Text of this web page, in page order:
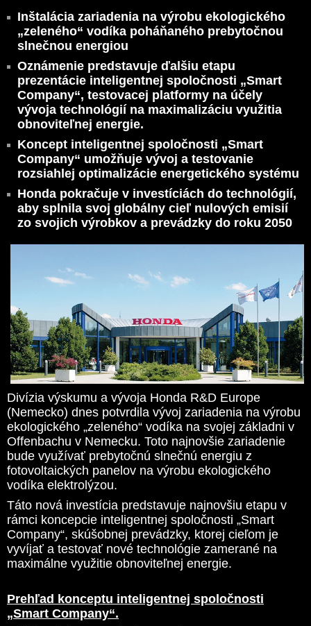
Inštalácia zariadenia na výrobu ekologického
„zeleného“ vodíka poháňaného prebytočnou
slnečnou energiou
Oznámenie predstavuje ďalšiu etapu
prezentácie inteligentnej spoločnosti „Smart
Company“, testovacej platformy na účely
vývoja technológií na maximalizáciu využitia
obnoviteľnej energie.
Koncept inteligentnej spoločnosti „Smart
Company“ umožňuje vývoj a testovanie
rozsiahlej optimalizácie energetického systému
Honda pokračuje v investíciách do technológií,
aby splnila svoj globálny cieľ nulových emisií
zo svojich výrobkov a prevádzky do roku 2050
Divízia výskumu a vývoja Honda R&D Europe
(Nemecko) dnes potvrdila vývoj zariadenia na výrobu
ekologického „zeleného“ vodíka na svojej základni v
Offenbachu v Nemecku. Toto najnovšie zariadenie
bude využívať prebytočnú slnečnú energiu z
fotovoltaických panelov na výrobu ekologického
vodíka elektrolýzou.
Táto nová investícia predstavuje najnovšiu etapu v
rámci koncepcie inteligentnej spoločnosti „Smart
Company“, skúšobnej prevádzky, ktorej cieľom je
vyvíjať a testovať nové technológie zamerané na
maximálne využitie obnoviteľnej energie.
Prehľad konceptu inteligentnej spoločnosti
„Smart Company“.